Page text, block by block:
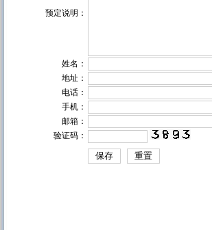
预定说明：
姓名：
地址：
电话：
手机：
邮箱：
验证码：